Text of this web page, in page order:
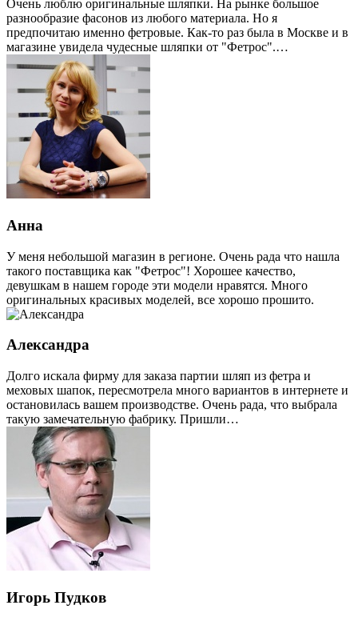
Очень люблю оригинальные шляпки. На рынке большое
разнообразие фасонов из любого материала. Но я
предпочитаю именно фетровые. Как-то раз была в Москве и в
магазине увидела чудесные шляпки от "Фетрос".…
Анна
У меня небольшой магазин в регионе. Очень рада что нашла
такого поставщика как "Фетрос"! Хорошее качество,
девушкам в нашем городе эти модели нравятся. Много
оригинальных красивых моделей, все хорошо прошито.
Александра
Долго искала фирму для заказа партии шляп из фетра и
меховых шапок, пересмотрела много вариантов в интернете и
остановилась вашем производстве. Очень рада, что выбрала
такую замечательную фабрику. Пришли…
Игорь Пудков